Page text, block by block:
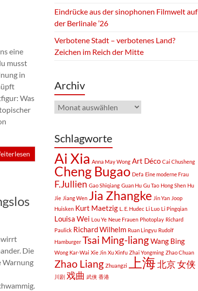
eine
musst
in
Was
Die
Warnung
Eindrücke aus der sinophonen Filmwelt auf
der Berlinale ’26
Verbotene Stadt – verbotenes Land?
Zeichen im Reich der Mitte
Archiv
Archiv
Schlagworte
Ai Xia Anna May Wong Art Déco Cai Chusheng
Cheng Bugao Defa Eine moderne Frau
F.Jullien Gao Shiqiang Guan Hu Gu Tao Hong Shen Hu
Jie Jiang Wen Jia Zhangke Jin Yan Joop
Huisken Kurt Maetzig L. E. Hudec Li Luo Li Pingqian
Louisa Wei Lou Ye Neue Frauen Photoplay Richard
Paulick Richard Wilhelm Ruan Lingyu Rudolf
Hamburger Tsai Ming-liangWang Bing
Wong Kar-Wai Xie Jin Xu Xinfu Zhai Yongming Zhao Chuan
Zhao Liang Zhuangzi 上海北京女侠
川剧 戏曲 武侠 香港